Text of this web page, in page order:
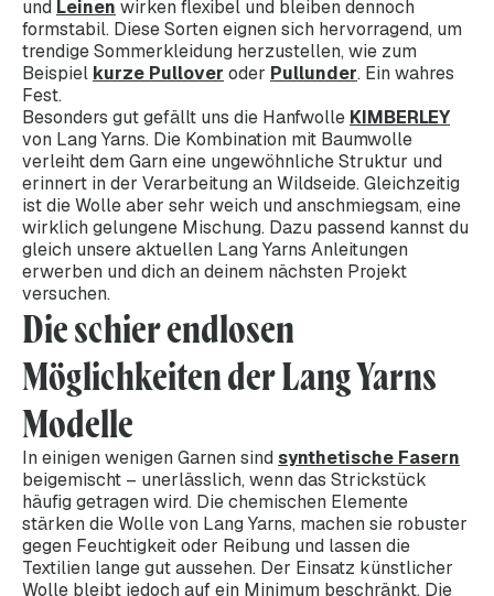
und Leinen wirken flexibel und bleiben dennoch
formstabil. Diese Sorten eignen sich hervorragend, um
trendige Sommerkleidung herzustellen, wie zum
Beispiel kurze Pullover oder Pullunder. Ein wahres
Fest.
Besonders gut gefällt uns die Hanfwolle KIMBERLEY
von Lang Yarns. Die Kombination mit Baumwolle
verleiht dem Garn eine ungewöhnliche Struktur und
erinnert in der Verarbeitung an Wildseide. Gleichzeitig
ist die Wolle aber sehr weich und anschmiegsam, eine
wirklich gelungene Mischung. Dazu passend kannst du
gleich unsere aktuellen Lang Yarns Anleitungen
erwerben und dich an deinem nächsten Projekt
versuchen.
Die schier endlosen
Möglichkeiten der Lang Yarns
Modelle
In einigen wenigen Garnen sind synthetische Fasern
beigemischt – unerlässlich, wenn das Strickstück
häufig getragen wird. Die chemischen Elemente
stärken die Wolle von Lang Yarns, machen sie robuster
gegen Feuchtigkeit oder Reibung und lassen die
Textilien lange gut aussehen. Der Einsatz künstlicher
Wolle bleibt jedoch auf ein Minimum beschränkt. Die